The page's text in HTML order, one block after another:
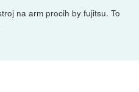
na arm procih by fujitsu. To